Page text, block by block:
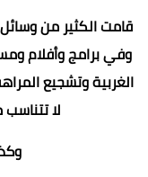
قامت الكثير من وسائل
وفي برامج وأفلام
الغربية وتشجيع
لا